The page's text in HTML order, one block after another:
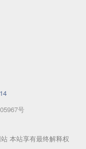
号
本站享有最终解释权